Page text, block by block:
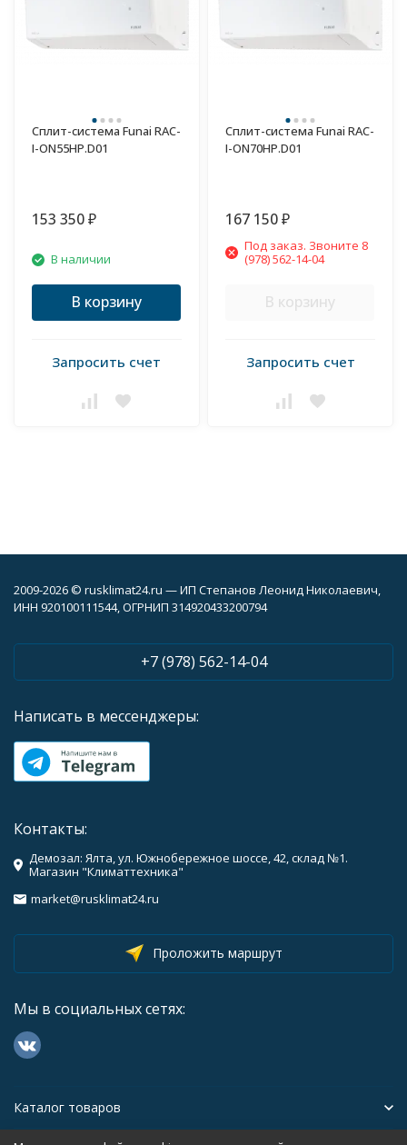
Сплит-система Funai RAC-
I-ON55HP.D01
153 350 ₽
В наличии
В корзину
Запросить счет
Сплит-система Funai RAC-
I-ON70HP.D01
167 150 ₽
Под заказ. Звоните 8
(978) 562-14-04
В корзину
Запросить счет
2009-2026 © rusklimat24.ru — ИП Степанов Леонид Николаевич,
ИНН 920100111544, ОГРНИП 314920433200794
+7 (978) 562-14-04
Написать в мессенджеры:
Контакты:
Демозал: Ялта, ул. Южнобережное шоссе, 42, склад №1.
Магазин "Климаттехника"
market@rusklimat24.ru
Проложить маршрут
Мы в социальных сетях:
Каталог товаров